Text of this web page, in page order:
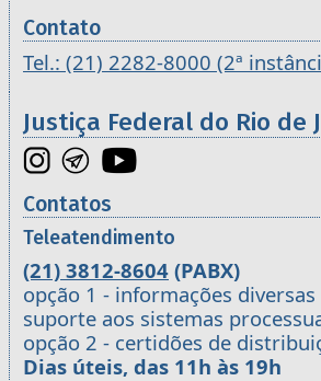
Contato
Tel.: (21) 2282-8000 (2ª
Justiça Federal do Rio de
Contatos
Teleatendimento
(21) 3812-8604 (PABX)
opção 1 - informações diversas
suporte aos sistemas
opção 2 - certidões de
Dias úteis, das 11h às 19h